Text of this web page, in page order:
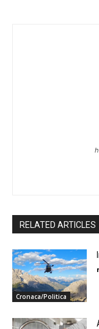
RELATED ARTICLES
Cronaca/Politica